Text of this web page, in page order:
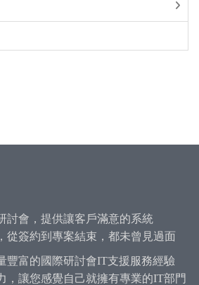
討會，提供讓客戶滿意的系統
從簽約到專案結束，都未曾見過面
豐富的國際研討會IT支援服務經驗
，讓您感覺自己就擁有專業的IT部門